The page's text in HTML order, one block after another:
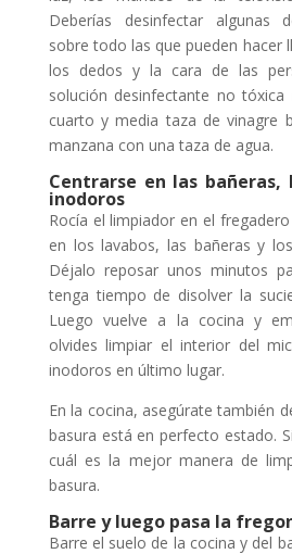
Deberías desinfectar algunas
sobre todo las que pueden hacer
los dedos y la cara de las
solución desinfectante no
cuarto y media taza de vinagre
manzana con una taza de agua.
Centrarse en las bañeras,
inodoros
Rocía el limpiador en el
en los lavabos, las bañeras y
Déjalo reposar unos minutos
tenga tiempo de disolver la
Luego vuelve a la cocina y
olvides limpiar el interior del
inodoros en último lugar.
En la cocina, asegúrate también
basura está en perfecto estado.
cuál es la mejor manera de
basura.
Barre y luego pasa la
Barre el suelo de la cocina y del